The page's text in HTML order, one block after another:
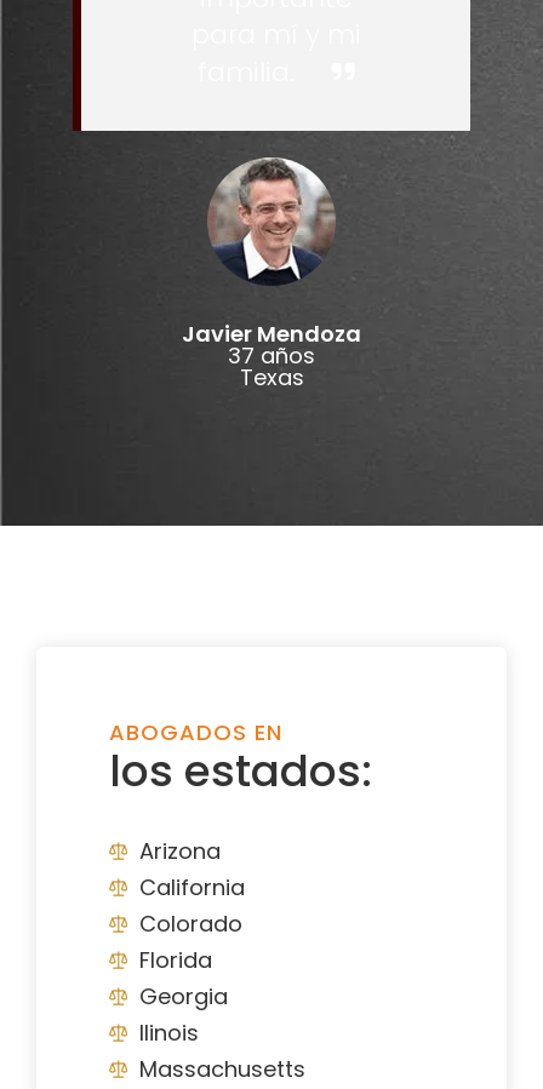
Javier Mendoza
37 años
Texas
ABOGADOS EN
los estados:
Arizona
California
Colorado
Florida
Georgia
Ilinois
Massachusetts